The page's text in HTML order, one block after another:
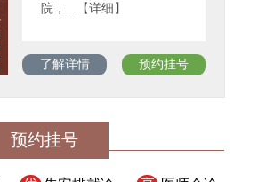
院，...【详细】
了解详情 预约挂号
预约挂号